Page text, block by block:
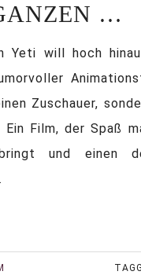
…
Yeti will hoch
Zuschauer,
Ein Film, der Spaß
bringt und einen